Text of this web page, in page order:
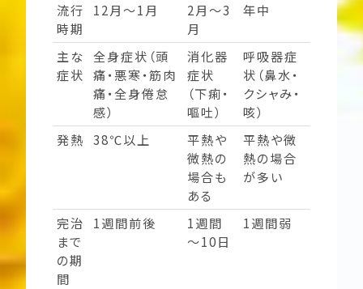
流行
時期
12月～1月
2月～3
月
年中
主な
症状
全身症状（頭
痛・悪寒・筋肉
痛・全身倦怠
感）
消化器
症状
（下痢・
嘔吐）
呼吸器症
状（鼻水・
クシャみ・
咳）
発熱
38℃以上
平熱や
微熱の
場合も
ある
平熱や微
熱の場合
が多い
完治
まで
の期
間
1週間前後
1週間
～10日
1週間弱